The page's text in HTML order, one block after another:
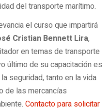
del transporte marítimo.
el curso que impartirá
Cristian Bennett Lira,
en temas de transporte
último de su capacitación es
seguridad, tanto en la vida
de las mercancías
Contacto para solicitar